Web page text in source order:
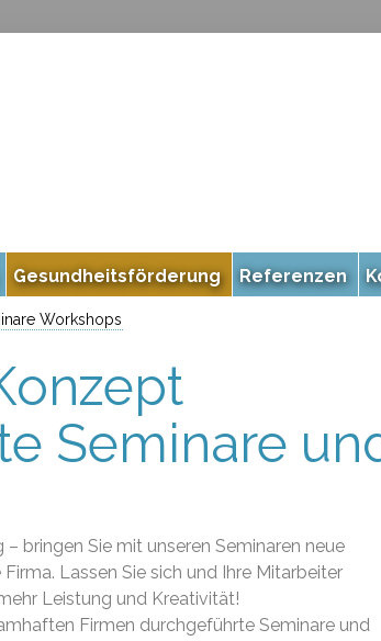
Gesundheitsförderung Referenzen
Workshops
Seminare
bringen Sie mit unseren Seminaren neue
Lassen Sie sich und Ihre Mitarbeiter
Leistung und Kreativität!
Firmen durchgeführte Seminare und